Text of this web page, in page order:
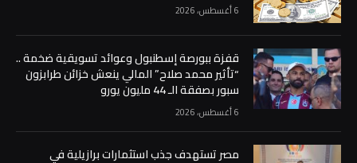
6 أغسطس، 2026
قفزة ببورصة إسطنبول وعوائد تسويقية ضخمة ..
“تأثير محمد صلاح” المالي ينعش خزائن طرابزون
سبور بصفقة الـ 44 مليون يورو
6 أغسطس، 2026
مصر تستهدف جذب استثمارات برازيلية في